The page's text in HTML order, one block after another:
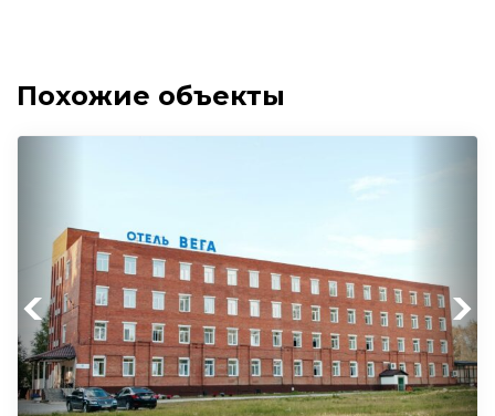
Похожие объекты
Previous Next